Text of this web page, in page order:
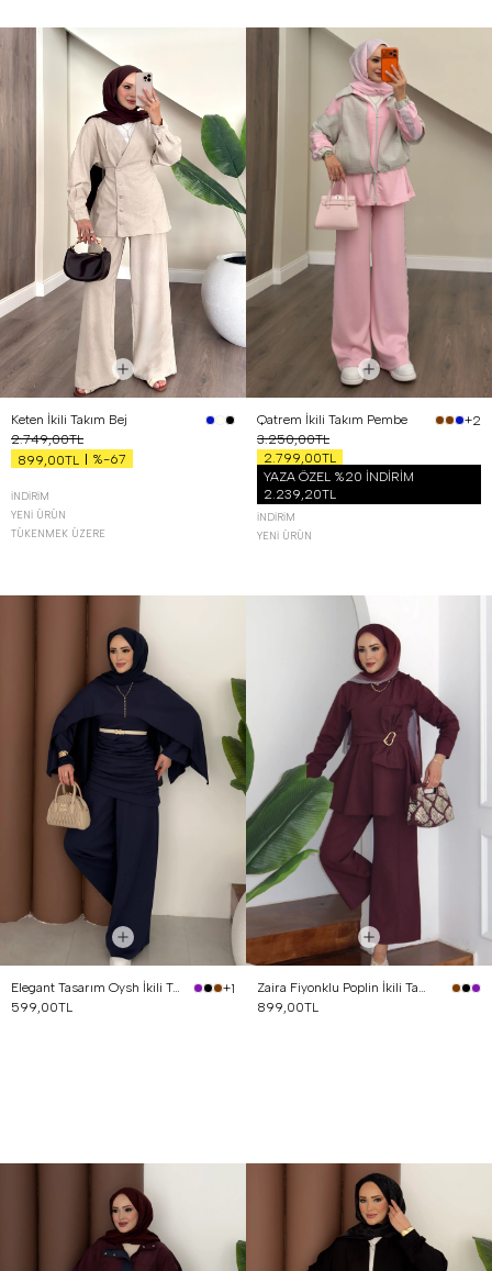
Keten İkili Takım Bej
2.749,00TL
899,00TL
%-67
İNDIRIM
YENI ÜRÜN
TÜKENMEK ÜZERE
Qatrem İkili Takım Pembe
+2
3.250,00TL
2.799,00TL
YAZA ÖZEL %20 İNDİRİM
2.239,20TL
İNDIRIM
YENI ÜRÜN
Elegant Tasarım Oysh İkili Takım Lacivert
+1
599,00TL
Zaira Fiyonklu Poplin İkili Takım Mürdüm
899,00TL